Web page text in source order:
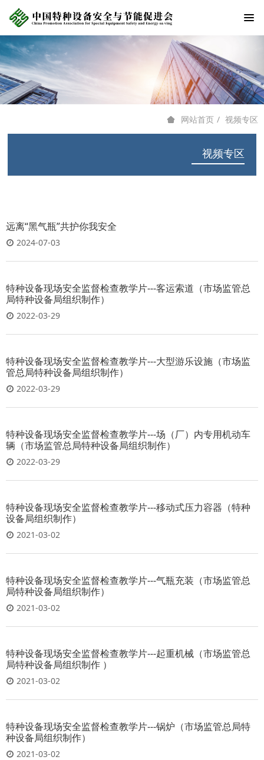
视频专区
网站首页 视频专区
远离“黑气瓶”共护你我安全
2024-07-03
特种设备现场安全监督检查教学片---客运索道（市场监管总
局特种设备局组织制作）
2022-03-29
特种设备现场安全监督检查教学片---大型游乐设施（市场监
管总局特种设备局组织制作）
2022-03-29
特种设备现场安全监督检查教学片---场（厂）内专用机动车
辆（市场监管总局特种设备局组织制作）
2022-03-29
特种设备现场安全监督检查教学片---移动式压力容器（特种
设备局组织制作）
2021-03-02
特种设备现场安全监督检查教学片---气瓶充装（市场监管总
局特种设备局组织制作）
2021-03-02
特种设备现场安全监督检查教学片---起重机械（市场监管总
局特种设备局组织制作 ）
2021-03-02
特种设备现场安全监督检查教学片---锅炉（市场监管总局特
种设备局组织制作）
2021-03-02